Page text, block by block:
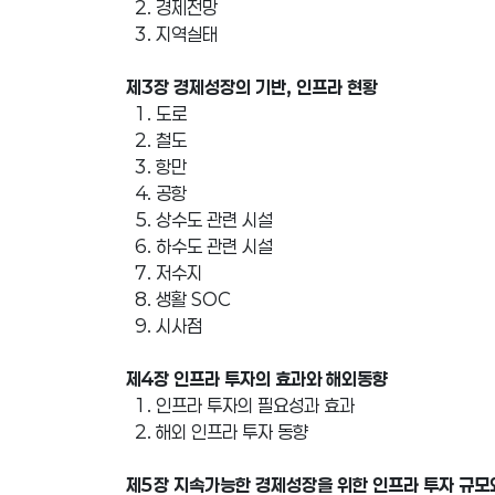
2. 경제전망
3. 지역실태
제3장 경제성장의 기반, 인프라 현황
1. 도로
2. 철도
3. 항만
4. 공항
5. 상수도 관련 시설
6. 하수도 관련 시설
7. 저수지
8. 생활 SOC
9. 시사점
제4장 인프라 투자의 효과와 해외동향
1. 인프라 투자의 필요성과 효과
2. 해외 인프라 투자 동향
제5장 지속가능한 경제성장을 위한 인프라 투자 규모